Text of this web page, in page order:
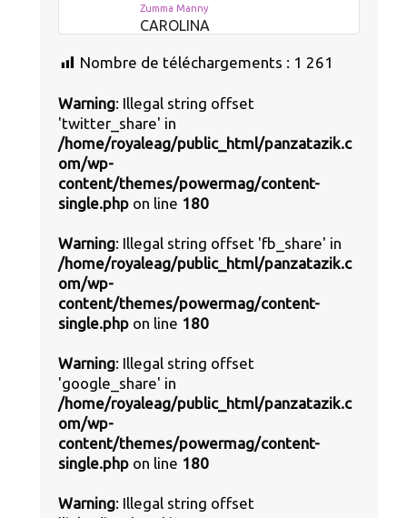
Zumma Manny
CAROLINA
Nombre de téléchargements : 1 261
Warning: Illegal string offset
'twitter_share' in
/home/royaleag/public_html/panzatazik.c
om/wp-
content/themes/powermag/content-
single.php on line 180
Warning: Illegal string offset 'fb_share' in
/home/royaleag/public_html/panzatazik.c
om/wp-
content/themes/powermag/content-
single.php on line 180
Warning: Illegal string offset
'google_share' in
/home/royaleag/public_html/panzatazik.c
om/wp-
content/themes/powermag/content-
single.php on line 180
Warning: Illegal string offset